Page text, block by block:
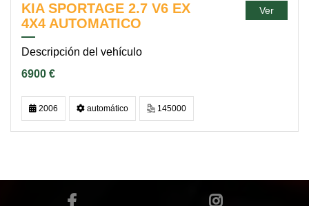
KIA SPORTAGE 2.7 V6 EX
4X4 AUTOMATICO
Descripción del vehículo
6900 €
Ver
2006 automático 145000